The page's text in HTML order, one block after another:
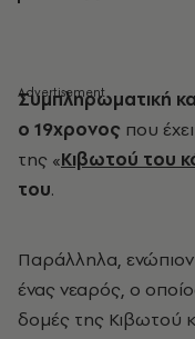
Συμπληρωματική
ο 19χρονος που
της «Κιβωτού του
του.
Παράλληλα,
ένας νεαρός, ο
δομές της Κιβωτού